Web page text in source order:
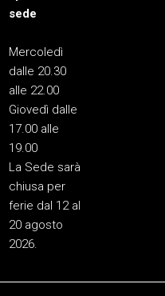
sede
Mercoledì
dalle 20.30
alle 22.00
Giovedì dalle
17.00 alle
19.00
La Sede sarà
chiusa per
ferie dal 12 al
20 agosto
2026.